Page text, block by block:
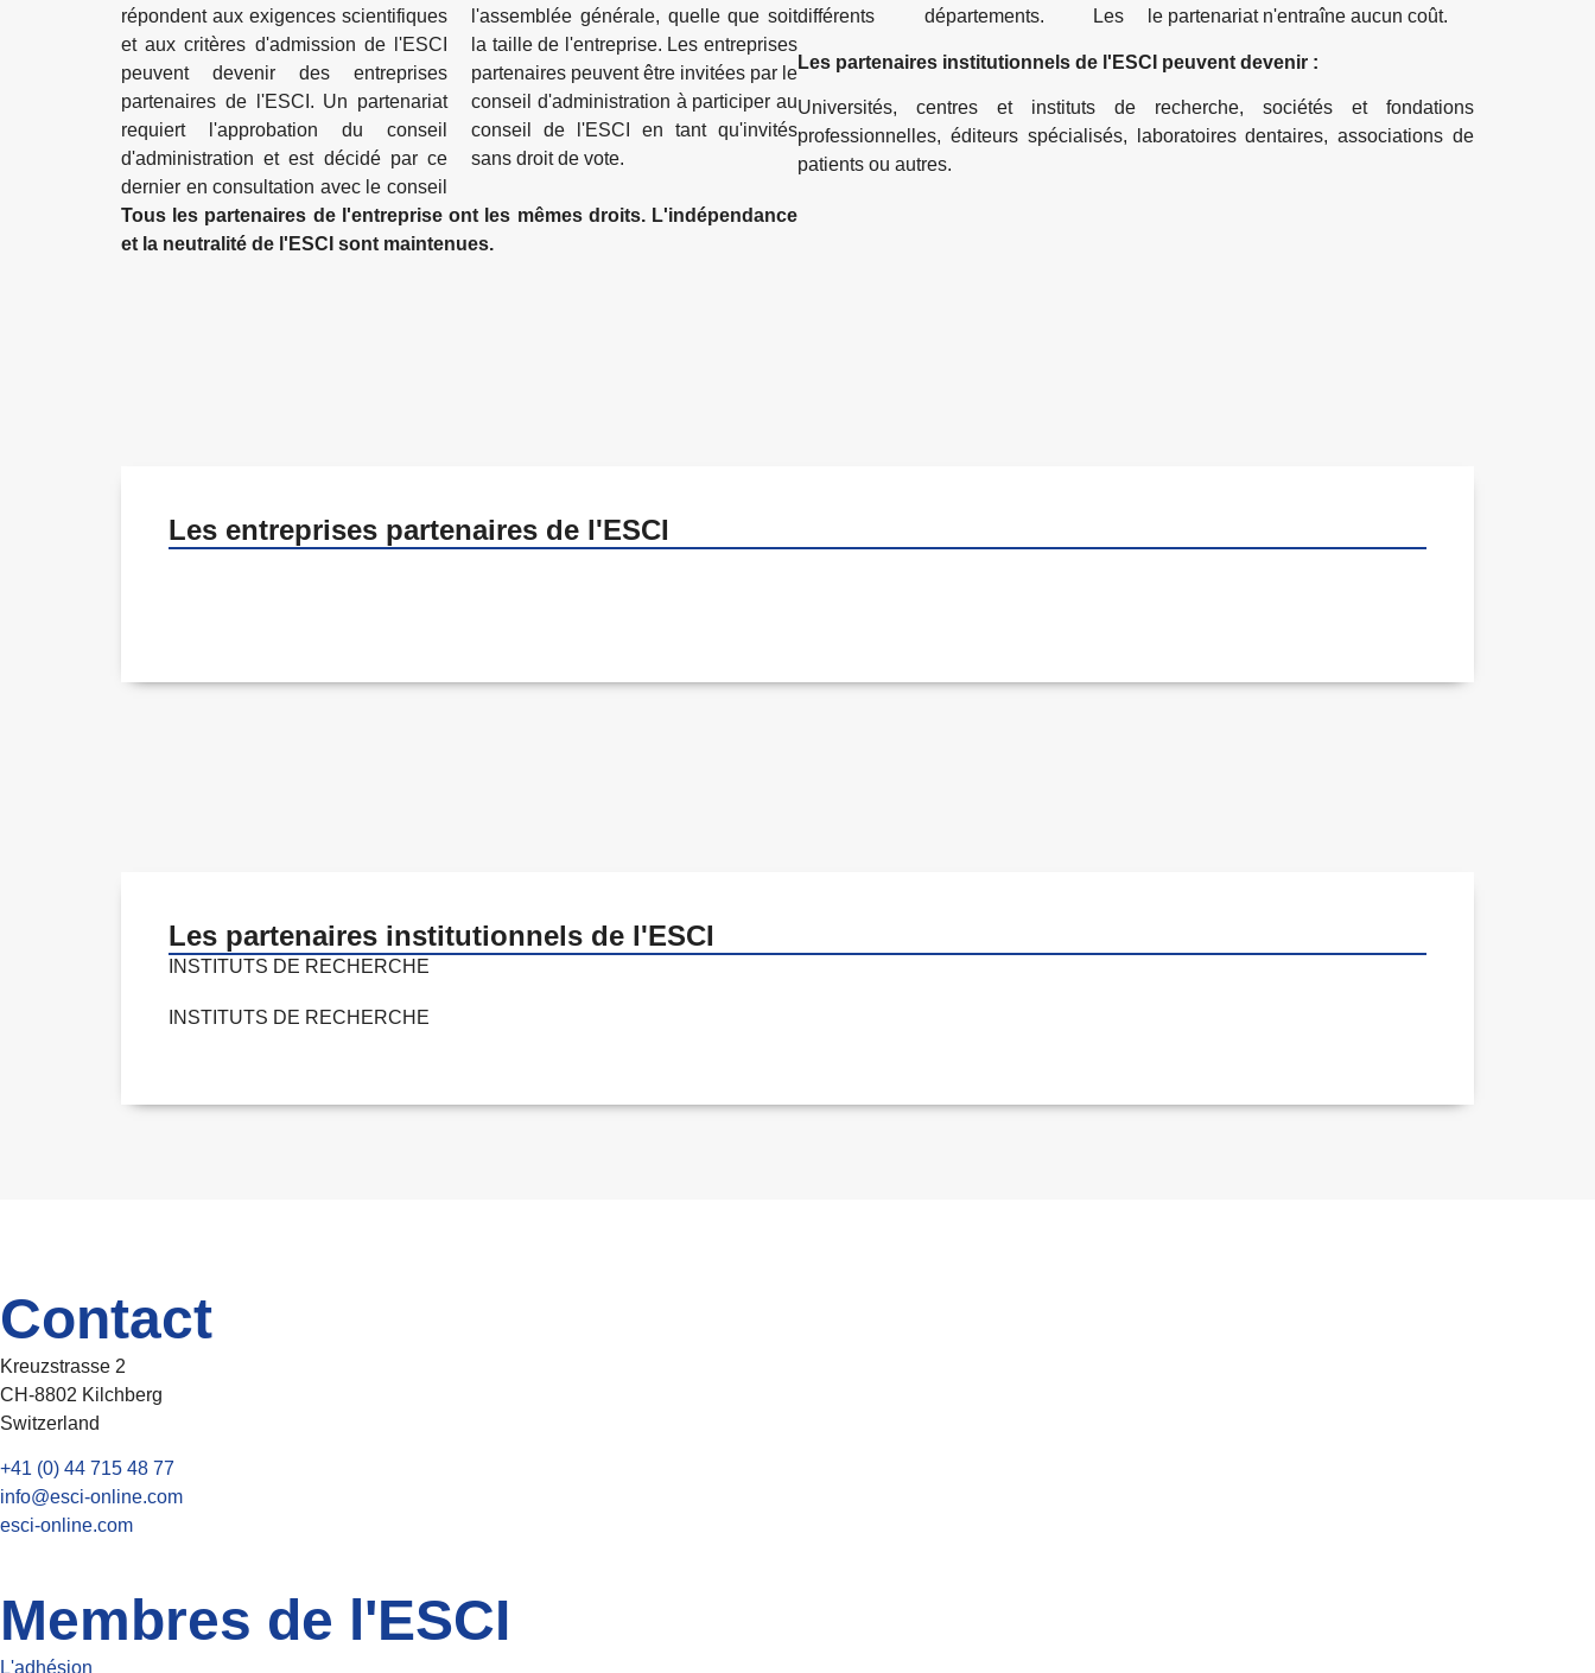
répondent aux exigences scientifiques
et aux critères d'admission de l'ESCI
peuvent devenir des entreprises
partenaires de l'ESCI. Un partenariat
requiert l'approbation du conseil
d'administration et est décidé par ce
dernier en consultation avec le conseil
l'assemblée générale, quelle que soit
la taille de l'entreprise. Les entreprises
partenaires peuvent être invitées par le
conseil d'administration à participer au
conseil de l'ESCI en tant qu'invités
sans droit de vote.
Tous les partenaires de l'entreprise ont les mêmes droits. L'indépendance
et la neutralité de l'ESCI sont maintenues.
différents départements. Les
le partenariat n'entraîne aucun coût.
Les partenaires institutionnels de l'ESCI peuvent devenir :
Universités, centres et instituts de recherche, sociétés et fondations
professionnelles, éditeurs spécialisés, laboratoires dentaires, associations de
patients ou autres.
Les entreprises partenaires de l'ESCI
Les partenaires institutionnels de l'ESCI
INSTITUTS DE RECHERCHE
INSTITUTS DE RECHERCHE
Contact
Kreuzstrasse 2
CH-8802 Kilchberg
Switzerland
+41 (0) 44 715 48 77
info@esci-online.com
esci-online.com
Membres de l'ESCI
L'adhésion